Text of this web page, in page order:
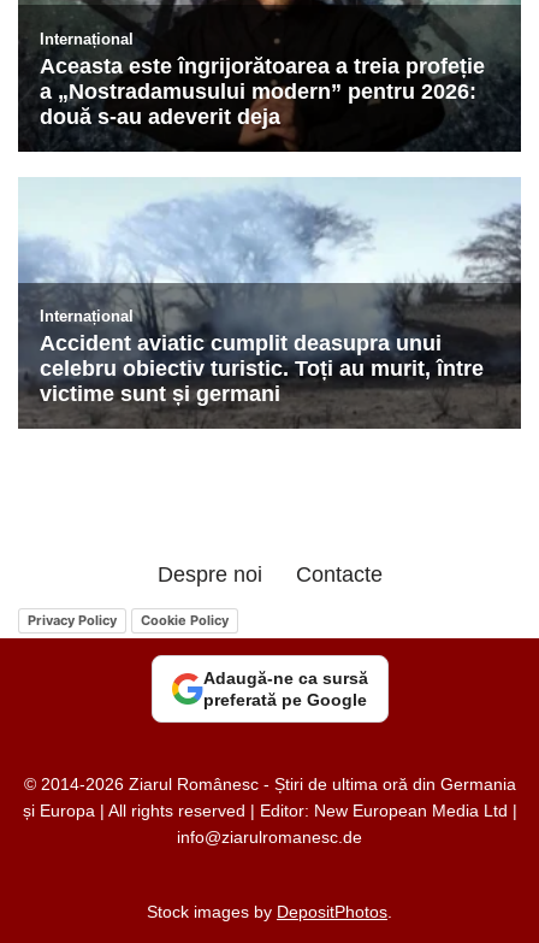
Despre noi Contacte
Privacy Policy Cookie Policy
Adaugă-ne ca sursă
preferată pe Google
© 2014-2026 Ziarul Românesc - Știri de ultima oră din Germania
și Europa | All rights reserved | Editor: New European Media Ltd |
info@ziarulromanesc.de
Stock images by DepositPhotos